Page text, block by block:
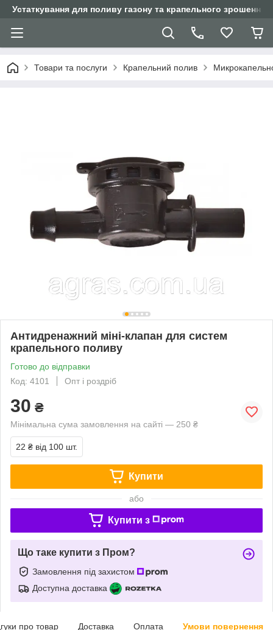
Устаткування для поливу газону та крапельного зрошення
Товари та послуги Крапельний полив
Антидренажний міні-клапан для систем
крапельного поливу
Готово до відправки
Код: 4101
Опт і роздріб
30 ₴
Мінімальна сума замовлення на сайті — 250 ₴
22 ₴ від 100 шт.
Купити
або
Купити з
Що таке купити з Пром?
Замовлення під захистом
Доступна доставка
про товар Доставка Оплата Умови повернення